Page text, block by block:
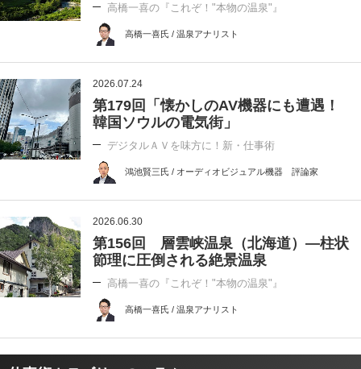
高橋一喜の『これぞ！"本物の温泉"』
高橋一喜氏 / 温泉アナリスト
2026.07.24
第179回「懐かしのAV機器にも遭遇！
韓国ソウルの電気街」
デジタルＡＶを味方に！新・仕事術
鴻池賢三氏 / オーディオビジュアル機器 評論家
2026.06.30
第156回 層雲峡温泉（北海道）―柱状
節理に圧倒される絶景温泉
高橋一喜の『これぞ！"本物の温泉"』
高橋一喜氏 / 温泉アナリスト